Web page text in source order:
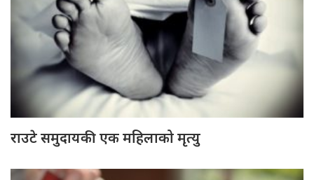
राउटे समुदायकी एक महिलाको मृत्यु